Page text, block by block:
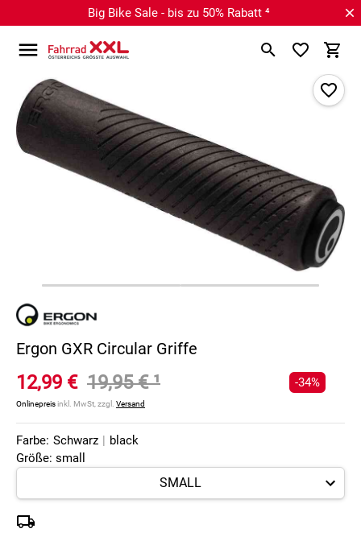
Big Bike Sale - bis zu 50% Rabatt ⁴
Ergon GXR Circular Griffe
12,99 € 19,95 €¹
Onlinepreisinkl. MwSt, zzgl. Versand
-34%
Farbe: Schwarz | black
Größe: small